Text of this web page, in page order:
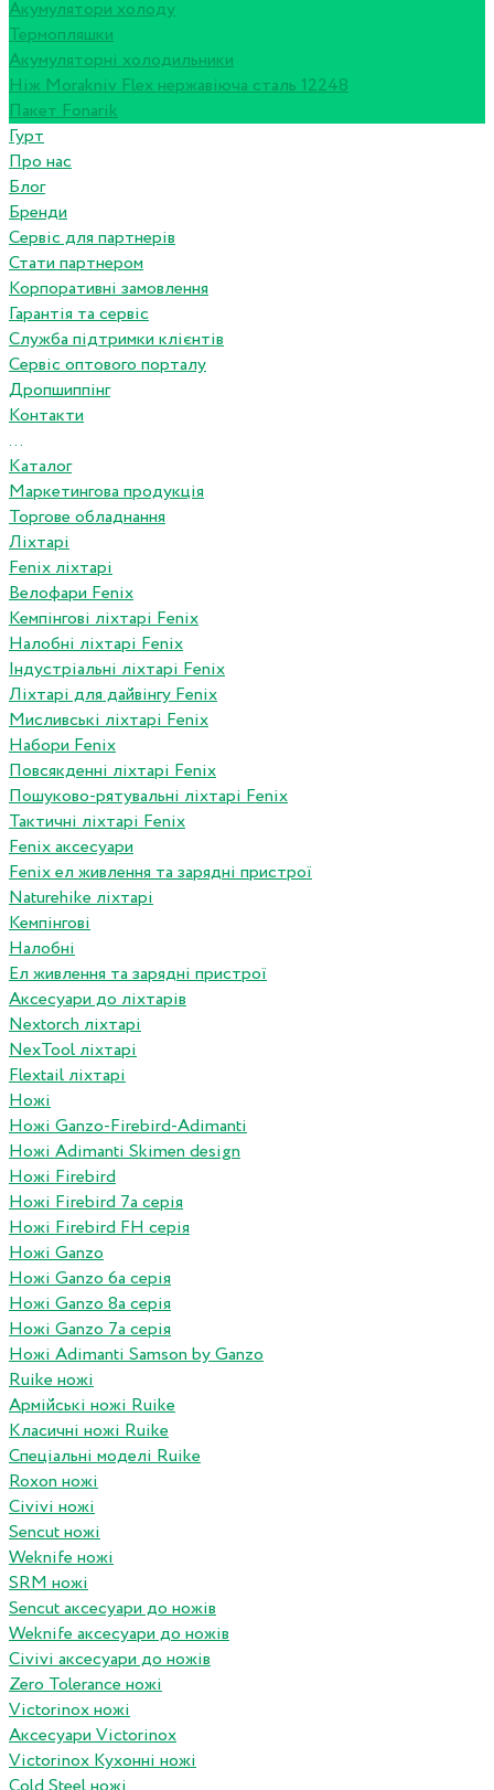
Акумулятори холоду
Термопляшки
Акумуляторні холодильники
Ніж Morakniv Flex нержавіюча сталь 12248
Пакет Fonarik
Гурт
Про нас
Блог
Бренди
Сервіс для партнерів
Стати партнером
Корпоративні замовлення
Гарантія та сервіс
Служба підтримки клієнтів
Сервіс оптового порталу
Дропшиппінг
Контакти
...
Каталог
Маркетингова продукція
Торгове обладнання
Ліхтарі
Fenix ліхтарі
Велофари Fenix
Кемпінгові ліхтарі Fenix
Налобні ліхтарі Fenix
Індустріальні ліхтарі Fenix
Ліхтарі для дайвінгу Fenix
Мисливські ліхтарі Fenix
Набори Fenix
Повсякденні ліхтарі Fenix
Пошуково-рятувальні ліхтарі Fenix
Тактичні ліхтарі Fenix
Fenix аксесуари
Fenix ел живлення та зарядні пристрої
Naturehike ліхтарі
Кемпінгові
Налобні
Ел живлення та зарядні пристрої
Аксесуари до ліхтарів
Nextorch ліхтарі
NexTool ліхтарі
Flextail ліхтарі
Ножі
Ножі Ganzo-Firebird-Adimanti
Ножі Adimanti Skimen design
Ножі Firebird
Ножі Firebird 7а серія
Ножі Firebird FH серія
Ножі Ganzo
Ножі Ganzo 6а серія
Ножі Ganzo 8а серія
Ножі Ganzo 7а серія
Ножі Adimanti Samson by Ganzo
Ruike ножі
Армійські ножі Ruike
Класичні ножі Ruike
Спеціальні моделі Ruike
Roxon ножi
Civivi ножі
Sencut ножі
Weknife ножі
SRM ножі
Sencut аксесуари до ножів
Weknife аксесуари до ножів
Civivi аксесуари до ножів
Zero Tolerance ножі
Victorinox ножі
Аксесуари Victorinox
Victorinox Кухонні ножі